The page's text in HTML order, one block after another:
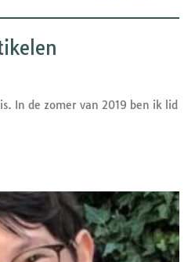
In de zomer van 2019 ben ik lid